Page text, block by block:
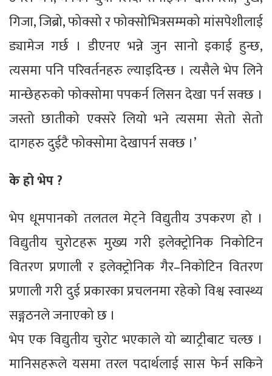
गिजा, जिब्रो, फोक्सो र फोक्सोभित्रसम्मको मांसपेशीलाई
ड्यामेज गर्छ । डीएनए भन्ने जुन सानो इकाई हुन्छ,
त्यसमा पनि परिवर्तनहरु ल्याइदिन्छ । त्यसैले भेप लिने
मान्छेहरुको फोक्सोमा पपकर्न लिसन देखा पर्न सक्छ ।
जस्तो छातीको एक्सरे लियो भने त्यसमा सेतो सेतो
दागहरु दुईटै फोक्सोमा देखापर्न सक्छ ।’
के हो भेप ?
भेप धूमपानको तलतल मेट्ने विद्युतीय उपकरण हो ।
विद्युतीय चुरोटहरू मुख्य गरी इलेक्ट्रोनिक निकोटिन
वितरण प्रणाली र इलेक्ट्रोनिक गैर–निकोटिन वितरण
प्रणाली गरी दुई प्रकारका प्रचलनमा रहेको विश्व स्वास्थ्य
सङ्गठनले जनाएको छ ।
भेप एक विद्युतीय चुरोट भएकाले यो ब्याट्रीबाट चल्छ ।
मानिसहरूले यसमा तरल पदार्थलाई सास फेर्न सकिने